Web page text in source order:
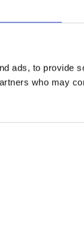
ads, to provide
who may